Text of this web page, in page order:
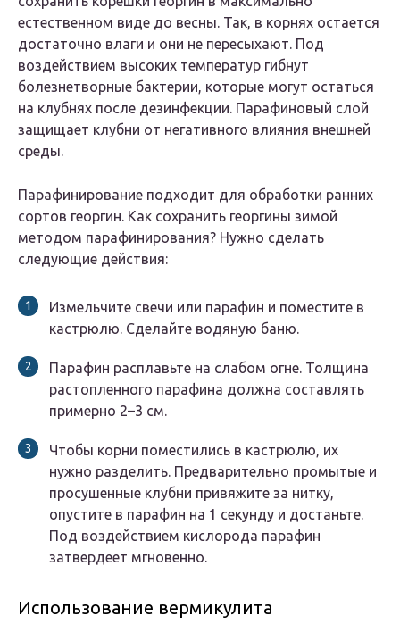
естественном виде до весны. Так, в корнях остается
достаточно влаги и они не пересыхают. Под
воздействием высоких температур гибнут
болезнетворные бактерии, которые могут остаться
на клубнях после дезинфекции. Парафиновый слой
защищает клубни от негативного влияния внешней
среды.
Парафинирование подходит для обработки ранних
сортов георгин. Как сохранить георгины зимой
методом парафинирования? Нужно сделать
следующие действия:
Измельчите свечи или парафин и поместите в
кастрюлю. Сделайте водяную баню.
Парафин расплавьте на слабом огне. Толщина
растопленного парафина должна составлять
примерно 2–3 см.
Чтобы корни поместились в кастрюлю, их
нужно разделить. Предварительно промытые и
просушенные клубни привяжите за нитку,
опустите в парафин на 1 секунду и достаньте.
Под воздействием кислорода парафин
затвердеет мгновенно.
Использование вермикулита